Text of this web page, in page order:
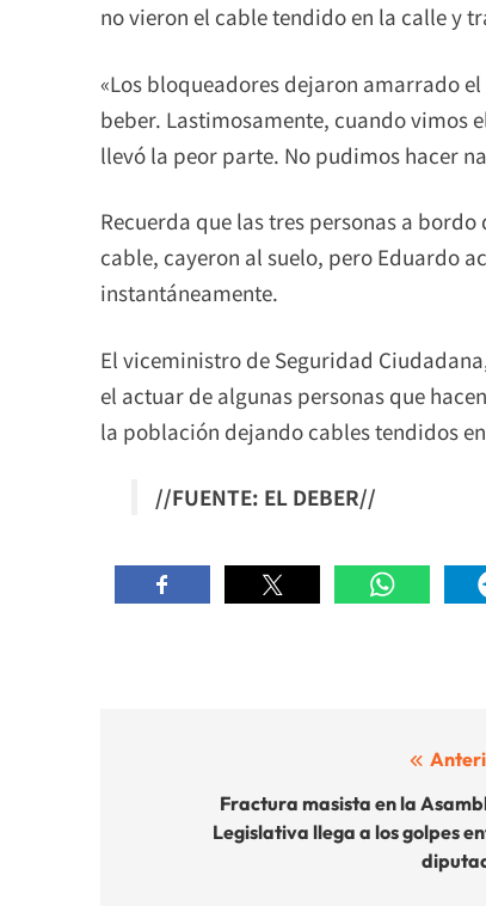
no vieron el cable tendido en la calle y
«Los bloqueadores dejaron amarrado
beber. Lastimosamente, cuando vimos
llevó la peor parte. No pudimos hacer
Recuerda que las tres personas a
cable, cayeron al suelo, pero Eduardo
instantáneamente.
El viceministro de Seguridad
el actuar de algunas personas que
la población dejando cables tendidos
//FUENTE: EL DEBER//
entradas
Fractura masista en la
Legislativa llega a los golpes